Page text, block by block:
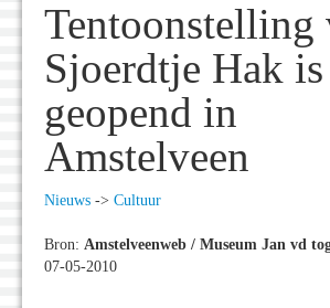
Tentoonstelling
Sjoerdtje Hak is
geopend in
Amstelveen
Nieuws -> Cultuur
Bron: Amstelveenweb / Museum Jan vd
07-05-2010